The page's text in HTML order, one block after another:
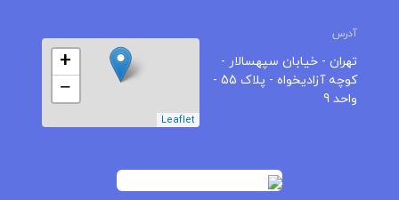
آدرس
تهران - خیابان سپهسالار -
کوچه آزادیخواه - پلاک 55 -
واحد 9
+
−
Leaflet